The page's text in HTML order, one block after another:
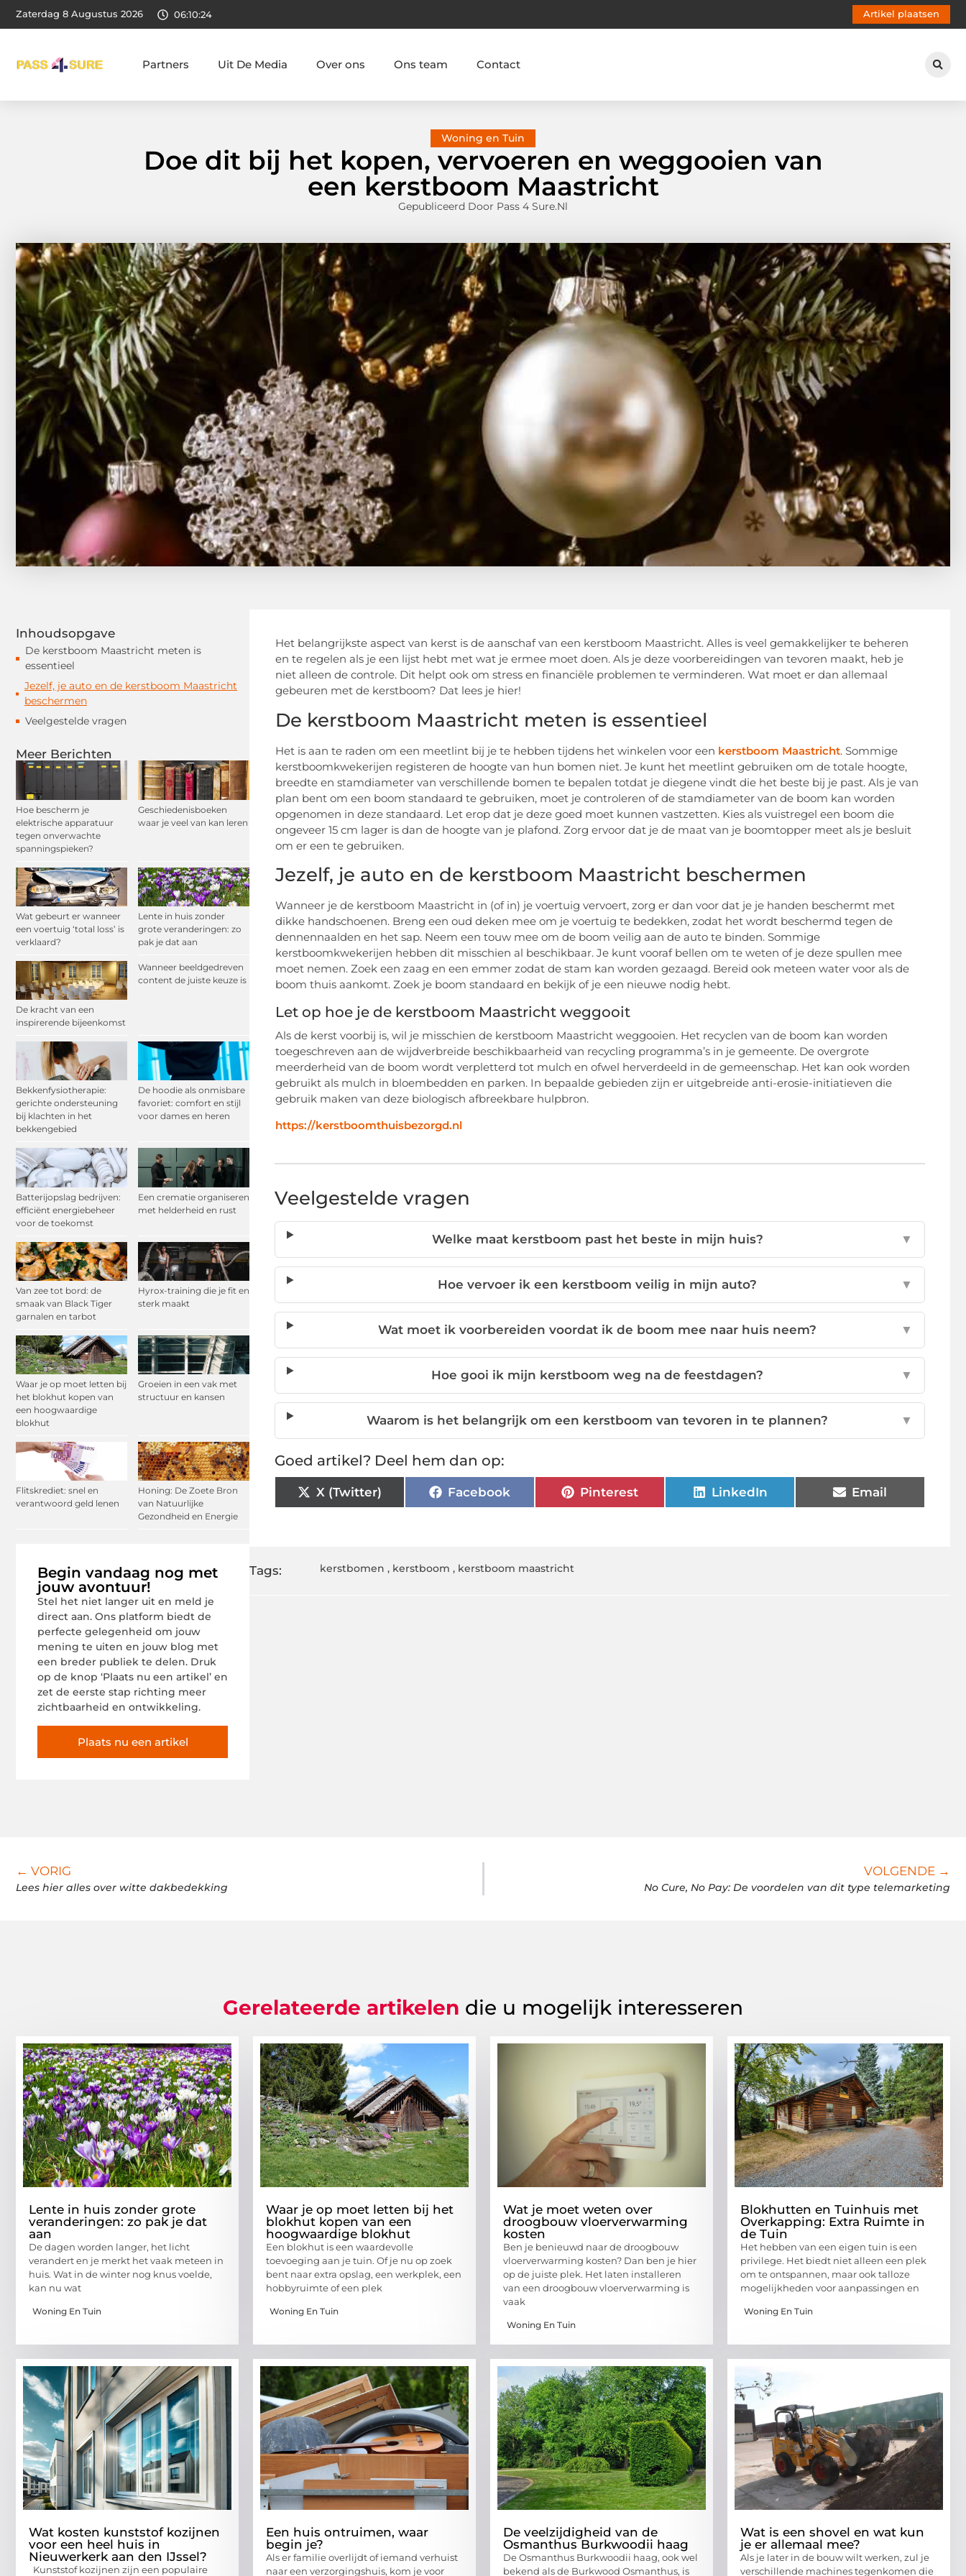
Zaterdag 8 Augustus 2026 06:10:25 Artikel plaatsen
Partners Uit De Media Over ons Ons team Contact
Woning en Tuin
Doe dit bij het kopen, vervoeren en weggooien van
een kerstboom Maastricht
Gepubliceerd Door Pass 4 Sure.nl
Inhoudsopgave
De kerstboom Maastricht meten is
essentieel
Jezelf, je auto en de kerstboom Maastricht
beschermen
Veelgestelde vragen
Meer Berichten
Hoe bescherm je
elektrische apparatuur
tegen onverwachte
spanningspieken?
Geschiedenisboeken
waar je veel van kan leren
Wat gebeurt er wanneer
een voertuig ‘total loss’ is
verklaard?
Lente in huis zonder
grote veranderingen: zo
pak je dat aan
De kracht van een
inspirerende bijeenkomst
Wanneer beeldgedreven
content de juiste keuze is
Bekkenfysiotherapie:
gerichte ondersteuning
bij klachten in het
bekkengebied
De hoodie als onmisbare
favoriet: comfort en stijl
voor dames en heren
Batterijopslag bedrijven:
efficiënt energiebeheer
voor de toekomst
Een crematie organiseren
met helderheid en rust
Van zee tot bord: de
smaak van Black Tiger
garnalen en tarbot
Hyrox-training die je fit en
sterk maakt
Waar je op moet letten bij
het blokhut kopen van
een hoogwaardige
blokhut
Groeien in een vak met
structuur en kansen
Flitskrediet: snel en
verantwoord geld lenen
Honing: De Zoete Bron
van Natuurlijke
Gezondheid en Energie
Begin vandaag nog met
jouw avontuur!
Stel het niet langer uit en meld je
direct aan. Ons platform biedt de
perfecte gelegenheid om jouw
mening te uiten en jouw blog met
een breder publiek te delen. Druk
op de knop ‘Plaats nu een artikel’ en
zet de eerste stap richting meer
zichtbaarheid en ontwikkeling.
Plaats nu een artikel
Het belangrijkste aspect van kerst is de aanschaf van een kerstboom Maastricht. Alles is veel gemakkelijker te beheren
en te regelen als je een lijst hebt met wat je ermee moet doen. Als je deze voorbereidingen van tevoren maakt, heb je
niet alleen de controle. Dit helpt ook om stress en financiële problemen te verminderen. Wat moet er dan allemaal
gebeuren met de kerstboom? Dat lees je hier!
De kerstboom Maastricht meten is essentieel
Het is aan te raden om een meetlint bij je te hebben tijdens het winkelen voor een kerstboom Maastricht. Sommige
kerstboomkwekerijen registeren de hoogte van hun bomen niet. Je kunt het meetlint gebruiken om de totale hoogte,
breedte en stamdiameter van verschillende bomen te bepalen totdat je diegene vindt die het beste bij je past. Als je van
plan bent om een boom standaard te gebruiken, moet je controleren of de stamdiameter van de boom kan worden
opgenomen in deze standaard. Let erop dat je deze goed moet kunnen vastzetten. Kies als vuistregel een boom die
ongeveer 15 cm lager is dan de hoogte van je plafond. Zorg ervoor dat je de maat van je boomtopper meet als je besluit
om er een te gebruiken.
Jezelf, je auto en de kerstboom Maastricht beschermen
Wanneer je de kerstboom Maastricht in (of in) je voertuig vervoert, zorg er dan voor dat je je handen beschermt met
dikke handschoenen. Breng een oud deken mee om je voertuig te bedekken, zodat het wordt beschermd tegen de
dennennaalden en het sap. Neem een touw mee om de boom veilig aan de auto te binden. Sommige
kerstboomkwekerijen hebben dit misschien al beschikbaar. Je kunt vooraf bellen om te weten of je deze spullen mee
moet nemen. Zoek een zaag en een emmer zodat de stam kan worden gezaagd. Bereid ook meteen water voor als de
boom thuis aankomt. Zoek je boom standaard en bekijk of je een nieuwe nodig hebt.
Let op hoe je de kerstboom Maastricht weggooit
Als de kerst voorbij is, wil je misschien de kerstboom Maastricht weggooien. Het recyclen van de boom kan worden
toegeschreven aan de wijdverbreide beschikbaarheid van recycling programma’s in je gemeente. De overgrote
meerderheid van de boom wordt verpletterd tot mulch en ofwel herverdeeld in de gemeenschap. Het kan ook worden
gebruikt als mulch in bloembedden en parken. In bepaalde gebieden zijn er uitgebreide anti-erosie-initiatieven die
gebruik maken van deze biologisch afbreekbare hulpbron.
https://kerstboomthuisbezorgd.nl
Veelgestelde vragen
Welke maat kerstboom past het beste in mijn huis? ▼
Hoe vervoer ik een kerstboom veilig in mijn auto? ▼
Wat moet ik voorbereiden voordat ik de boom mee naar huis neem? ▼
Hoe gooi ik mijn kerstboom weg na de feestdagen? ▼
Waarom is het belangrijk om een kerstboom van tevoren in te plannen? ▼
Goed artikel? Deel hem dan op:
X (Twitter) Facebook Pinterest LinkedIn Email
Tags: kerstbomen , kerstboom , kerstboom maastricht
← VORIG
Lees hier alles over witte dakbedekking
VOLGENDE →
No Cure, No Pay: De voordelen van dit type telemarketing
Gerelateerde artikelen die u mogelijk interesseren
Lente in huis zonder grote
veranderingen: zo pak je dat
aan
De dagen worden langer, het licht
verandert en je merkt het vaak meteen in
huis. Wat in de winter nog knus voelde,
kan nu wat
Woning En Tuin
Waar je op moet letten bij het
blokhut kopen van een
hoogwaardige blokhut
Een blokhut is een waardevolle
toevoeging aan je tuin. Of je nu op zoek
bent naar extra opslag, een werkplek, een
hobbyruimte of een plek
Woning En Tuin
Wat je moet weten over
droogbouw vloerverwarming
kosten
Ben je benieuwd naar de droogbouw
vloerverwarming kosten? Dan ben je hier
op de juiste plek. Het laten installeren
van een droogbouw vloerverwarming is
vaak
Woning En Tuin
Blokhutten en Tuinhuis met
Overkapping: Extra Ruimte in
de Tuin
Het hebben van een eigen tuin is een
privilege. Het biedt niet alleen een plek
om te ontspannen, maar ook talloze
mogelijkheden voor aanpassingen en
Woning En Tuin
Wat kosten kunststof kozijnen
voor een heel huis in
Nieuwerkerk aan den IJssel?
Kunststof kozijnen zijn een populaire
Een huis ontruimen, waar
begin je?
Als er familie overlijdt of iemand verhuist
naar een verzorgingshuis, kom je voor
De veelzijdigheid van de
Osmanthus Burkwoodii haag
De Osmanthus Burkwoodii haag, ook wel
bekend als de Burkwood Osmanthus, is
Wat is een shovel en wat kun
je er allemaal mee?
Als je later in de bouw wilt werken, zul je
verschillende machines tegenkomen die